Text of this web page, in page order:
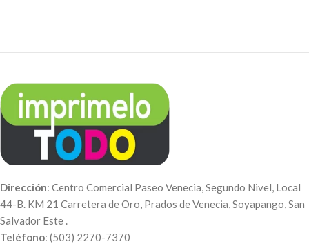
sección de Viñetas y agrega a la
Pedidos de 50 cajas - $0.52 c/u
Pedidos de 25 cajas - $0.60 c/u
Dirección: Centro Comercial Paseo Venecia, Segundo Nivel, Local
44-B. KM 21 Carretera de Oro, Prados de Venecia, Soyapango, San
Salvador Este .
Teléfono: (503) 2270-7370